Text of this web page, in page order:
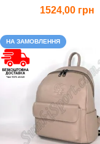
1524,00
НА ЗАМОВЛЕННЯ